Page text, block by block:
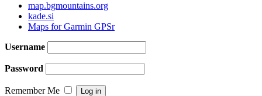
map.bgmountains.org
kade.si
Maps for Garmin GPSr
Username
Password
Remember Me